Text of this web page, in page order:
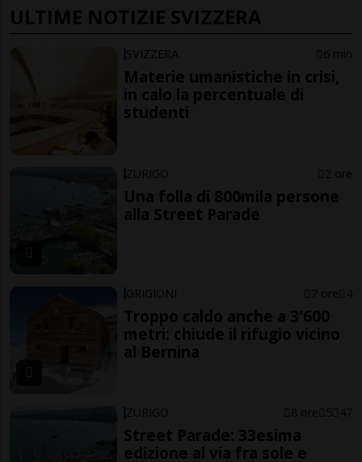
ULTIME NOTIZIE SVIZZERA
SVIZZERA 6 min
Materie umanistiche in crisi,
in calo la percentuale di
studenti
ZURIGO 2 ore
Una folla di 800mila persone
alla Street Parade
GRIGIONI 7 ore 4
Troppo caldo anche a 3'600
metri: chiude il rifugio vicino
al Bernina
ZURIGO 8 ore 5 47
Street Parade: 33esima
edizione al via fra sole e